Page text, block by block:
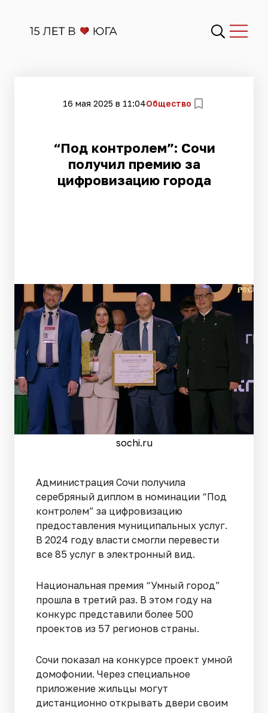
16 мая 2025 в 11:04Общество
“Под контролем”: Сочи
получил премию за
цифровизацию города
sochi.ru
Администрация Сочи получила
серебряный диплом в номинации “Под
контролем” за цифровизацию
предоставления муниципальных услуг.
В 2024 году власти смогли перевести
все 85 услуг в электронный вид.
Национальная премия “Умный город”
прошла в третий раз. В этом году на
конкурс представили более 500
проектов из 57 регионов страны.
Сочи показал на конкурсе проект умной
домофонии. Через специальное
приложение жильцы могут
дистанционно открывать двери своим